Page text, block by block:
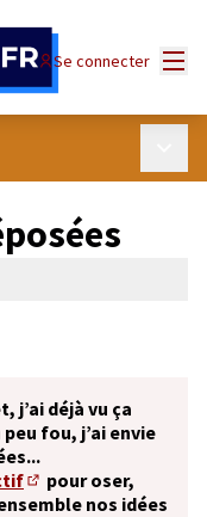
Se connecter
j’ai déjà vu ça
fou, j’ai envie
(S'ouvre dans un
pour oser,
nos idées